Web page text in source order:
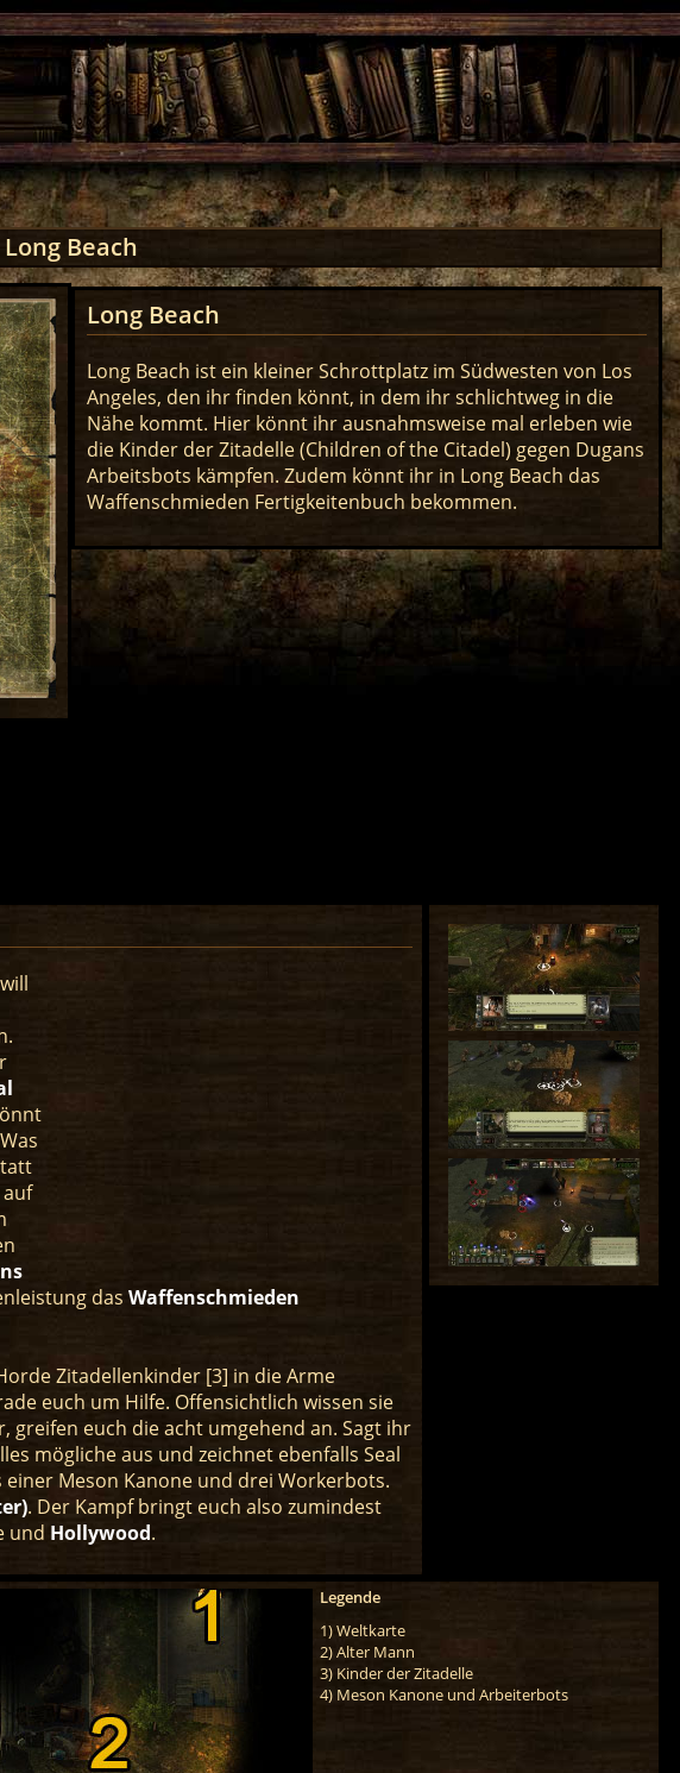
Long Beach
Long Beach
Long Beach ist ein kleiner Schrottplatz im Südwesten von Los
Angeles, den ihr finden könnt, in dem ihr schlichtweg in die
Nähe kommt. Hier könnt ihr ausnahmsweise mal erleben wie
die Kinder der Zitadelle (Children of the Citadel) gegen Dugans
Arbeitsbots kämpfen. Zudem könnt ihr in Long Beach das
Waffenschmieden Fertigkeitenbuch bekommen.
das Waffenschmieden
Zitadellenkinder [3] in die Arme
euch um Hilfe. Offensichtlich wissen sie
greifen euch die acht umgehend an. Sagt ihr
mögliche aus und zeichnet ebenfalls Seal
Meson Kanone und drei Workerbots.
. Der Kampf bringt euch also zumindest
und Hollywood.
Legende
1) Weltkarte
2) Alter Mann
3) Kinder der Zitadelle
4) Meson Kanone und Arbeiterbots